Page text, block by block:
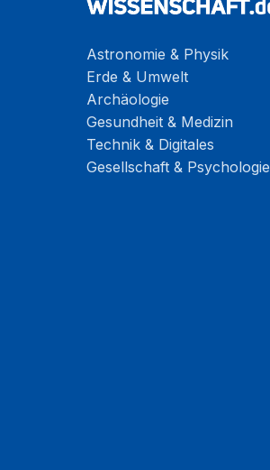
Astronomie & Physik
Erde & Umwelt
Archäologie
Gesundheit & Medizin
Technik & Digitales
Gesellschaft & Psychologie